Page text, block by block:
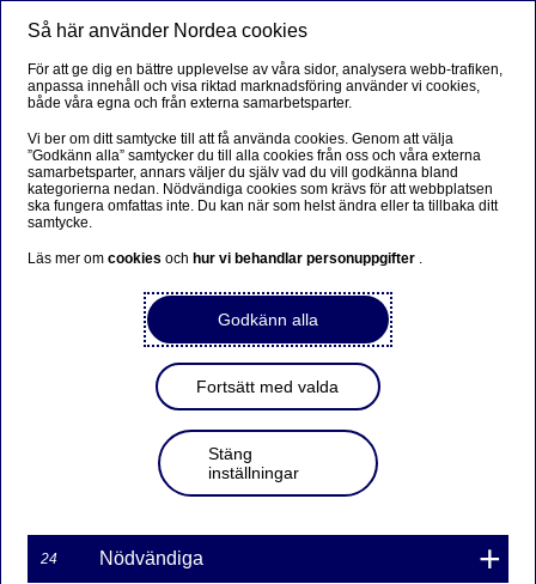
Så här använder Nordea cookies
För att ge dig en bättre upplevelse av våra sidor, analysera webb-trafiken,
anpassa innehåll och visa riktad marknadsföring använder vi cookies,
både våra egna och från externa samarbetsparter.
Vi ber om ditt samtycke till att få använda cookies. Genom att välja
”Godkänn alla” samtycker du till alla cookies från oss och våra externa
samarbetsparter, annars väljer du själv vad du vill godkänna bland
kategorierna nedan. Nödvändiga cookies som krävs för att webbplatsen
ska fungera omfattas inte. Du kan när som helst ändra eller ta tillbaka ditt
samtycke.
Läs mer omcookiesoch hur vi behandlar personuppgifter .
Godkänn alla
Fortsätt med valda
Stäng
inställningar
24 Nödvändiga